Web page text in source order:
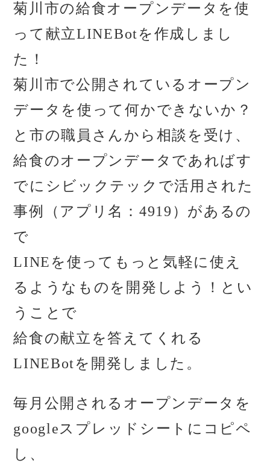
菊川市の給食オープンデータを使
って献立LINEBotを作成しまし
た！
菊川市で公開されているオープン
データを使って何かできないか？
と市の職員さんから相談を受け、
給食のオープンデータであればす
でにシビックテックで活用された
事例（アプリ名：4919）があるの
で
LINEを使ってもっと気軽に使え
るようなものを開発しよう！とい
うことで
給食の献立を答えてくれる
LINEBotを開発しました。
毎月公開されるオープンデータを
googleスプレッドシートにコピペ
し、